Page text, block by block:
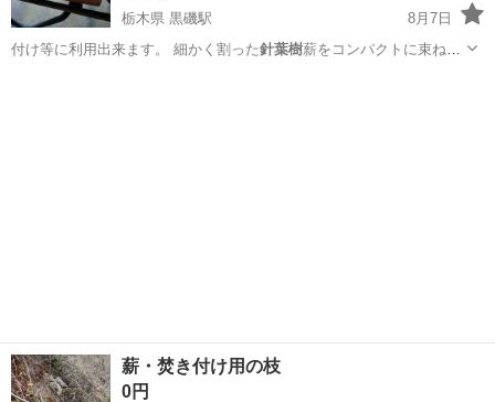
栃木県 黒磯駅
8月7日
付け等に利用出来ます。 細かく割った針葉樹薪をコンパクトに束ねた
薪・焚き付け用の枝
0円